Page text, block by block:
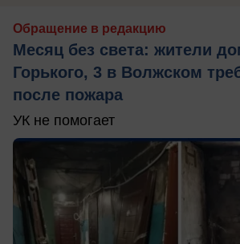
Обращение в редакцию
Месяц без света: жители
Горького, 3 в Волжском
после пожара
УК не помогает